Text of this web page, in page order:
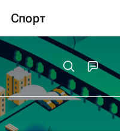
Спорт